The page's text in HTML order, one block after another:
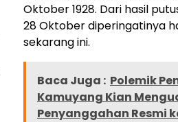
Oktober 1928. Dari hasil
28 Oktober diperingatinya
sekarang ini.
Baca Juga : Polemik
Kamuyang Kian
Penyanggahan Resmi